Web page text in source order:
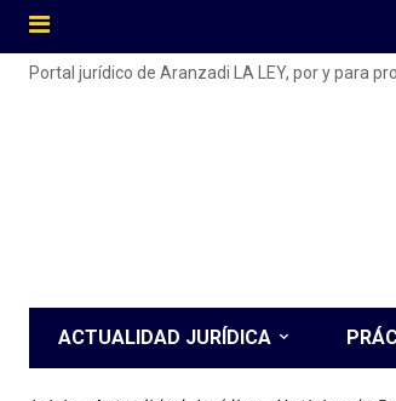
Portal jurídico de Aranzadi LA LEY, por y para
ACTUALIDAD JURÍDICA